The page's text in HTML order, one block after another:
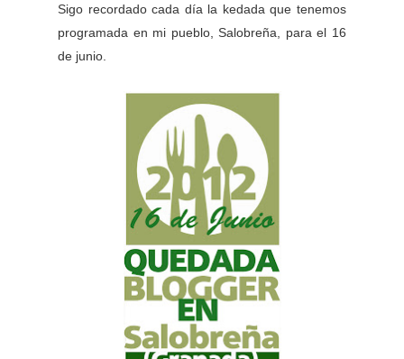
Sigo recordado cada día la kedada que tenemos
programada en mi pueblo, Salobreña, para el 16
de junio.